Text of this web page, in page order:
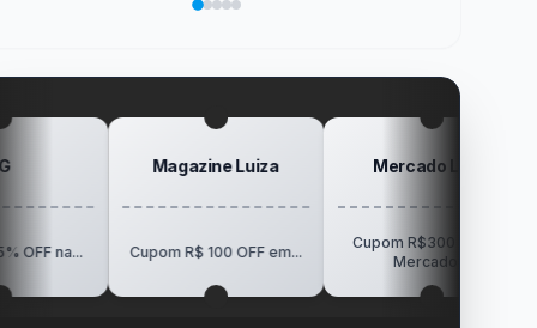
sua
#windows
Mesa
#playstation
Magazine Luiza
Cupom R$ 100 OFF em...
Mercado Livre
Cupom R$300 OFF no